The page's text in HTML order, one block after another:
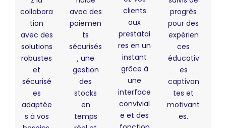
collabora
tion
avec des
solutions
robustes
et
sécurisé
es
adaptée
s à vos
avec des
paiemen
ts
sécurisés
, une
gestion
des
stocks
en
temps
clients
aux
prestatai
res en un
instant
grâce à
une
interface
convivial
e et des
progrès
pour des
expérien
ces
éducativ
es
captivan
tes et
motivant
es.